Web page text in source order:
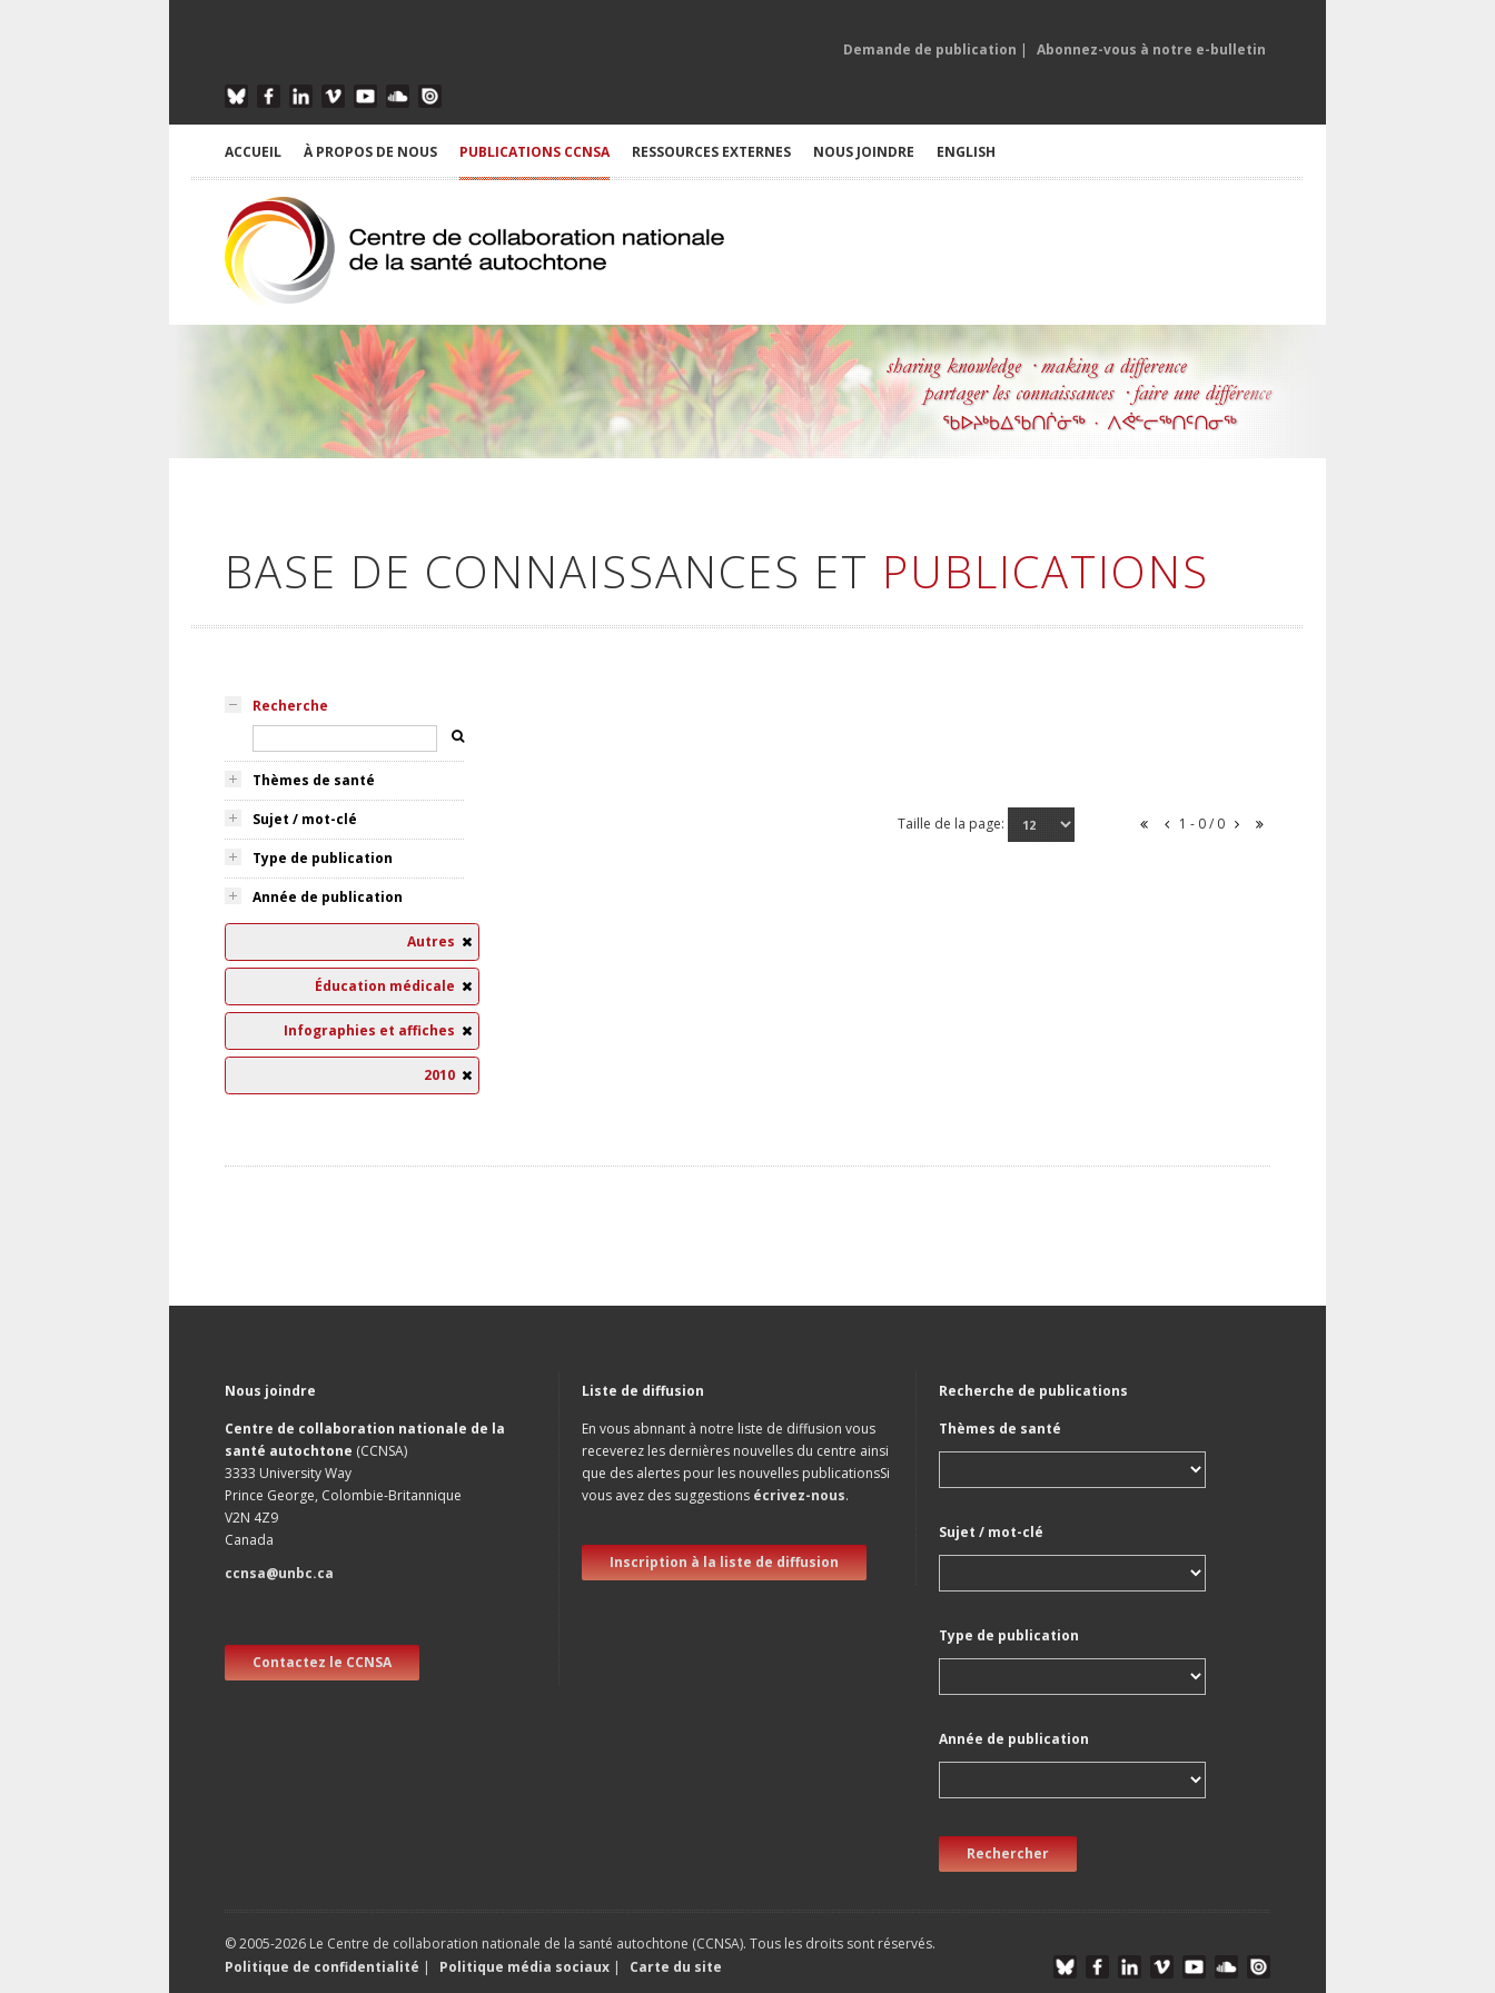
Demande de publication | Abonnez-vous à notre e-bulletin
ACCUEIL À PROPOS DE NOUS PUBLICATIONS CCNSA RESSOURCES EXTERNES NOUS JOINDRE ENGLISH
BASE DE CONNAISSANCES ET PUBLICATIONS
Recherche
Thèmes de santé
Sujet / mot-clé
Type de publication
Année de publication
Autres
Éducation médicale
Infographies et affiches
2010
Taille de la page: 1 - 0 / 0
Nous joindre
Centre de collaboration nationale de la
santé autochtone (CCNSA)
3333 University Way
Prince George, Colombie-Britannique
V2N 4Z9
Canada
ccnsa@unbc.ca
Contactez le CCNSA
Liste de diffusion
En vous abnnant à notre liste de diffusion vous
receverez les dernières nouvelles du centre ainsi
que des alertes pour les nouvelles publicationsSi
vous avez des suggestions écrivez-nous.
Inscription à la liste de diffusion
Recherche de publications
Thèmes de santé
Sujet / mot-clé
Type de publication
Année de publication
Rechercher
© 2005-2026 Le Centre de collaboration nationale de la santé autochtone (CCNSA). Tous les droits sont réservés.
Politique de confidentialité | Politique média sociaux | Carte du site